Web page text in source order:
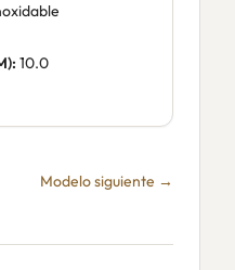
10.0
Modelo siguiente →